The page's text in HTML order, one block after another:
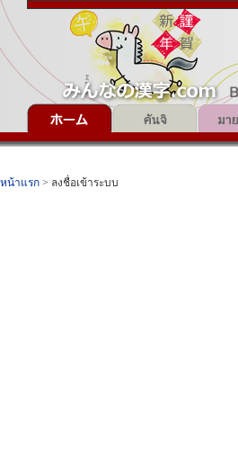
หน้าแรก > ลงชื่อเข้าระบบ